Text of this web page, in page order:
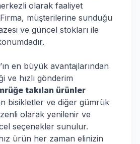
olarak faaliyet
müşterilerine sunduğu
ve güncel stokları ile
en büyük avantajlarından
ve hızlı gönderim
takılan ürünler
bisikletler ve diğer gümrük
olarak yenilenir ve
seçenekler sunulur.
ürün her zaman elinizin